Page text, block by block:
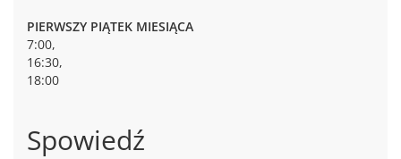
PIERWSZY PIĄTEK MIESIĄCA
7:00,
16:30,
18:00
Spowiedź